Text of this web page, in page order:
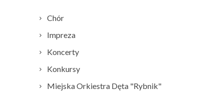
Chór
Impreza
Koncerty
Konkursy
Miejska Orkiestra Dęta "Rybnik"